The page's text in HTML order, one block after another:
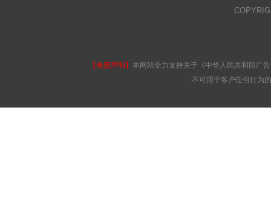
【免责声明】 本网站全力支持关于《中华人民共和国广
不可用于客户任何行为